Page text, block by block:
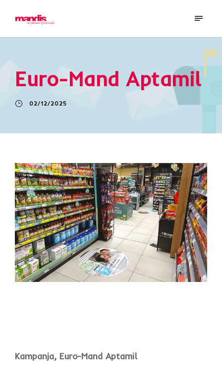
Euro-Mand Aptamil
02/12/2025
Kampanja, Euro-Mand Aptamil